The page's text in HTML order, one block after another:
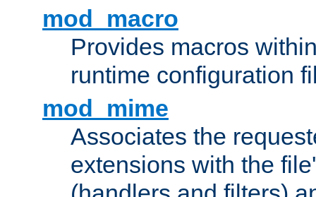
mod_macro
Provides macros
runtime configuration
mod_mime
Associates the
extensions with the